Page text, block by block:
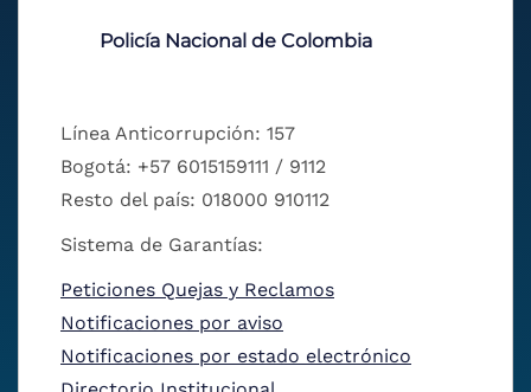
Policía Nacional de Colombia
Línea Anticorrupción: 157
Bogotá: +57 6015159111 / 9112
Resto del país: 018000 910112
Sistema de Garantías:
Peticiones Quejas y Reclamos
Notificaciones por aviso
Notificaciones por estado electrónico